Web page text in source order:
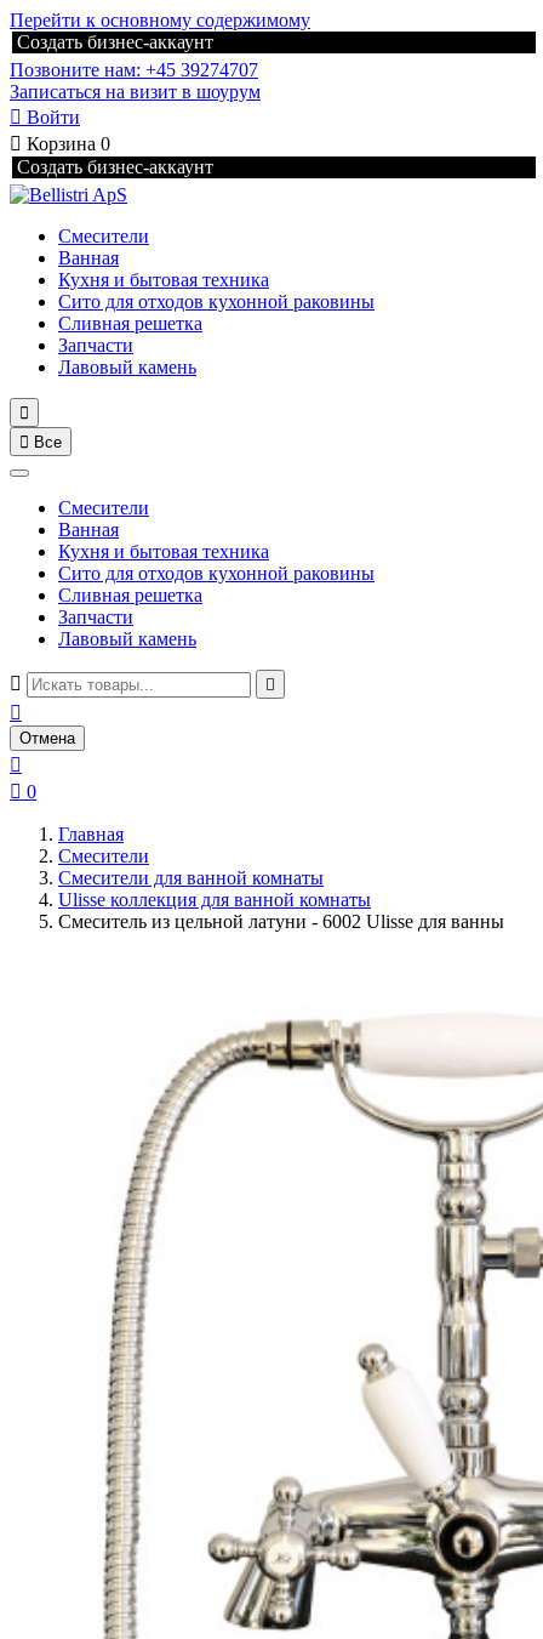
Перейти к основному содержимому
Создать бизнес-аккаунт
Позвоните нам: +45 39274707
Записаться на визит в шоурум
 Войти
 Корзина 0
Создать бизнес-аккаунт
Смесители
Ванная
Кухня и бытовая техника
Сито для отходов кухонной раковины
Сливная решетка
Запчасти
Лавовый камень

 Все
Смесители
Ванная
Кухня и бытовая техника
Сито для отходов кухонной раковины
Сливная решетка
Запчасти
Лавовый камень
 

Отмена

 0
Главная
Смесители
Смесители для ванной комнаты
Ulisse коллекция для ванной комнаты
Смеситель из цельной латуни - 6002 Ulisse для ванны